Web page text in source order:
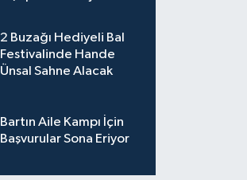
2 Buzağı Hediyeli Bal
Festivalinde Hande
Ünsal Sahne Alacak
Bartın Aile Kampı İçin
Başvurular Sona Eriyor